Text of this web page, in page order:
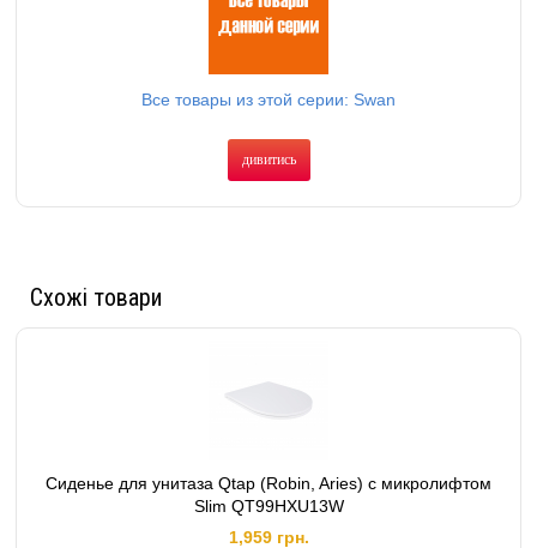
Все товары из этой серии: Swan
дивитись
Схожі товари
Сиденье для унитаза Qtap (Robin, Aries) с микролифтом
Slim QT99HXU13W
1,959 грн.